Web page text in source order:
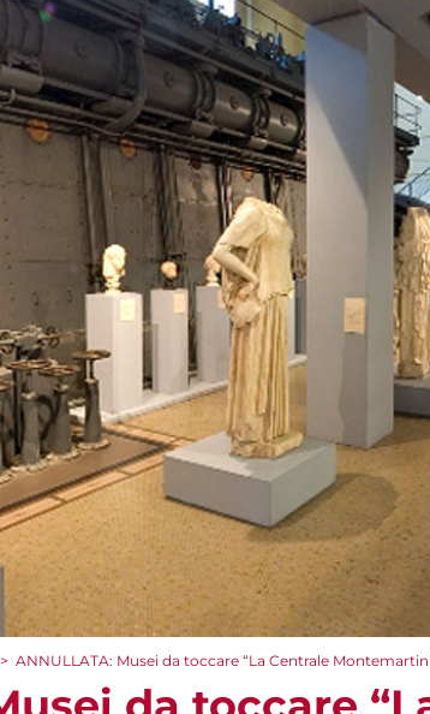
> ANNULLATA: Musei da toccare “La Centrale